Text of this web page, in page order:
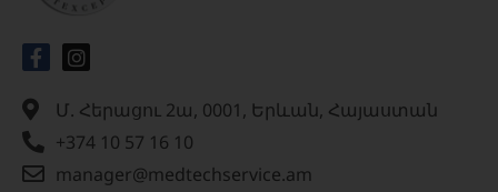
Մ. Հերացու 2ա, 0001, Երևան, Հայաստան
+374 10 57 16 10
manager@medtechservice.am